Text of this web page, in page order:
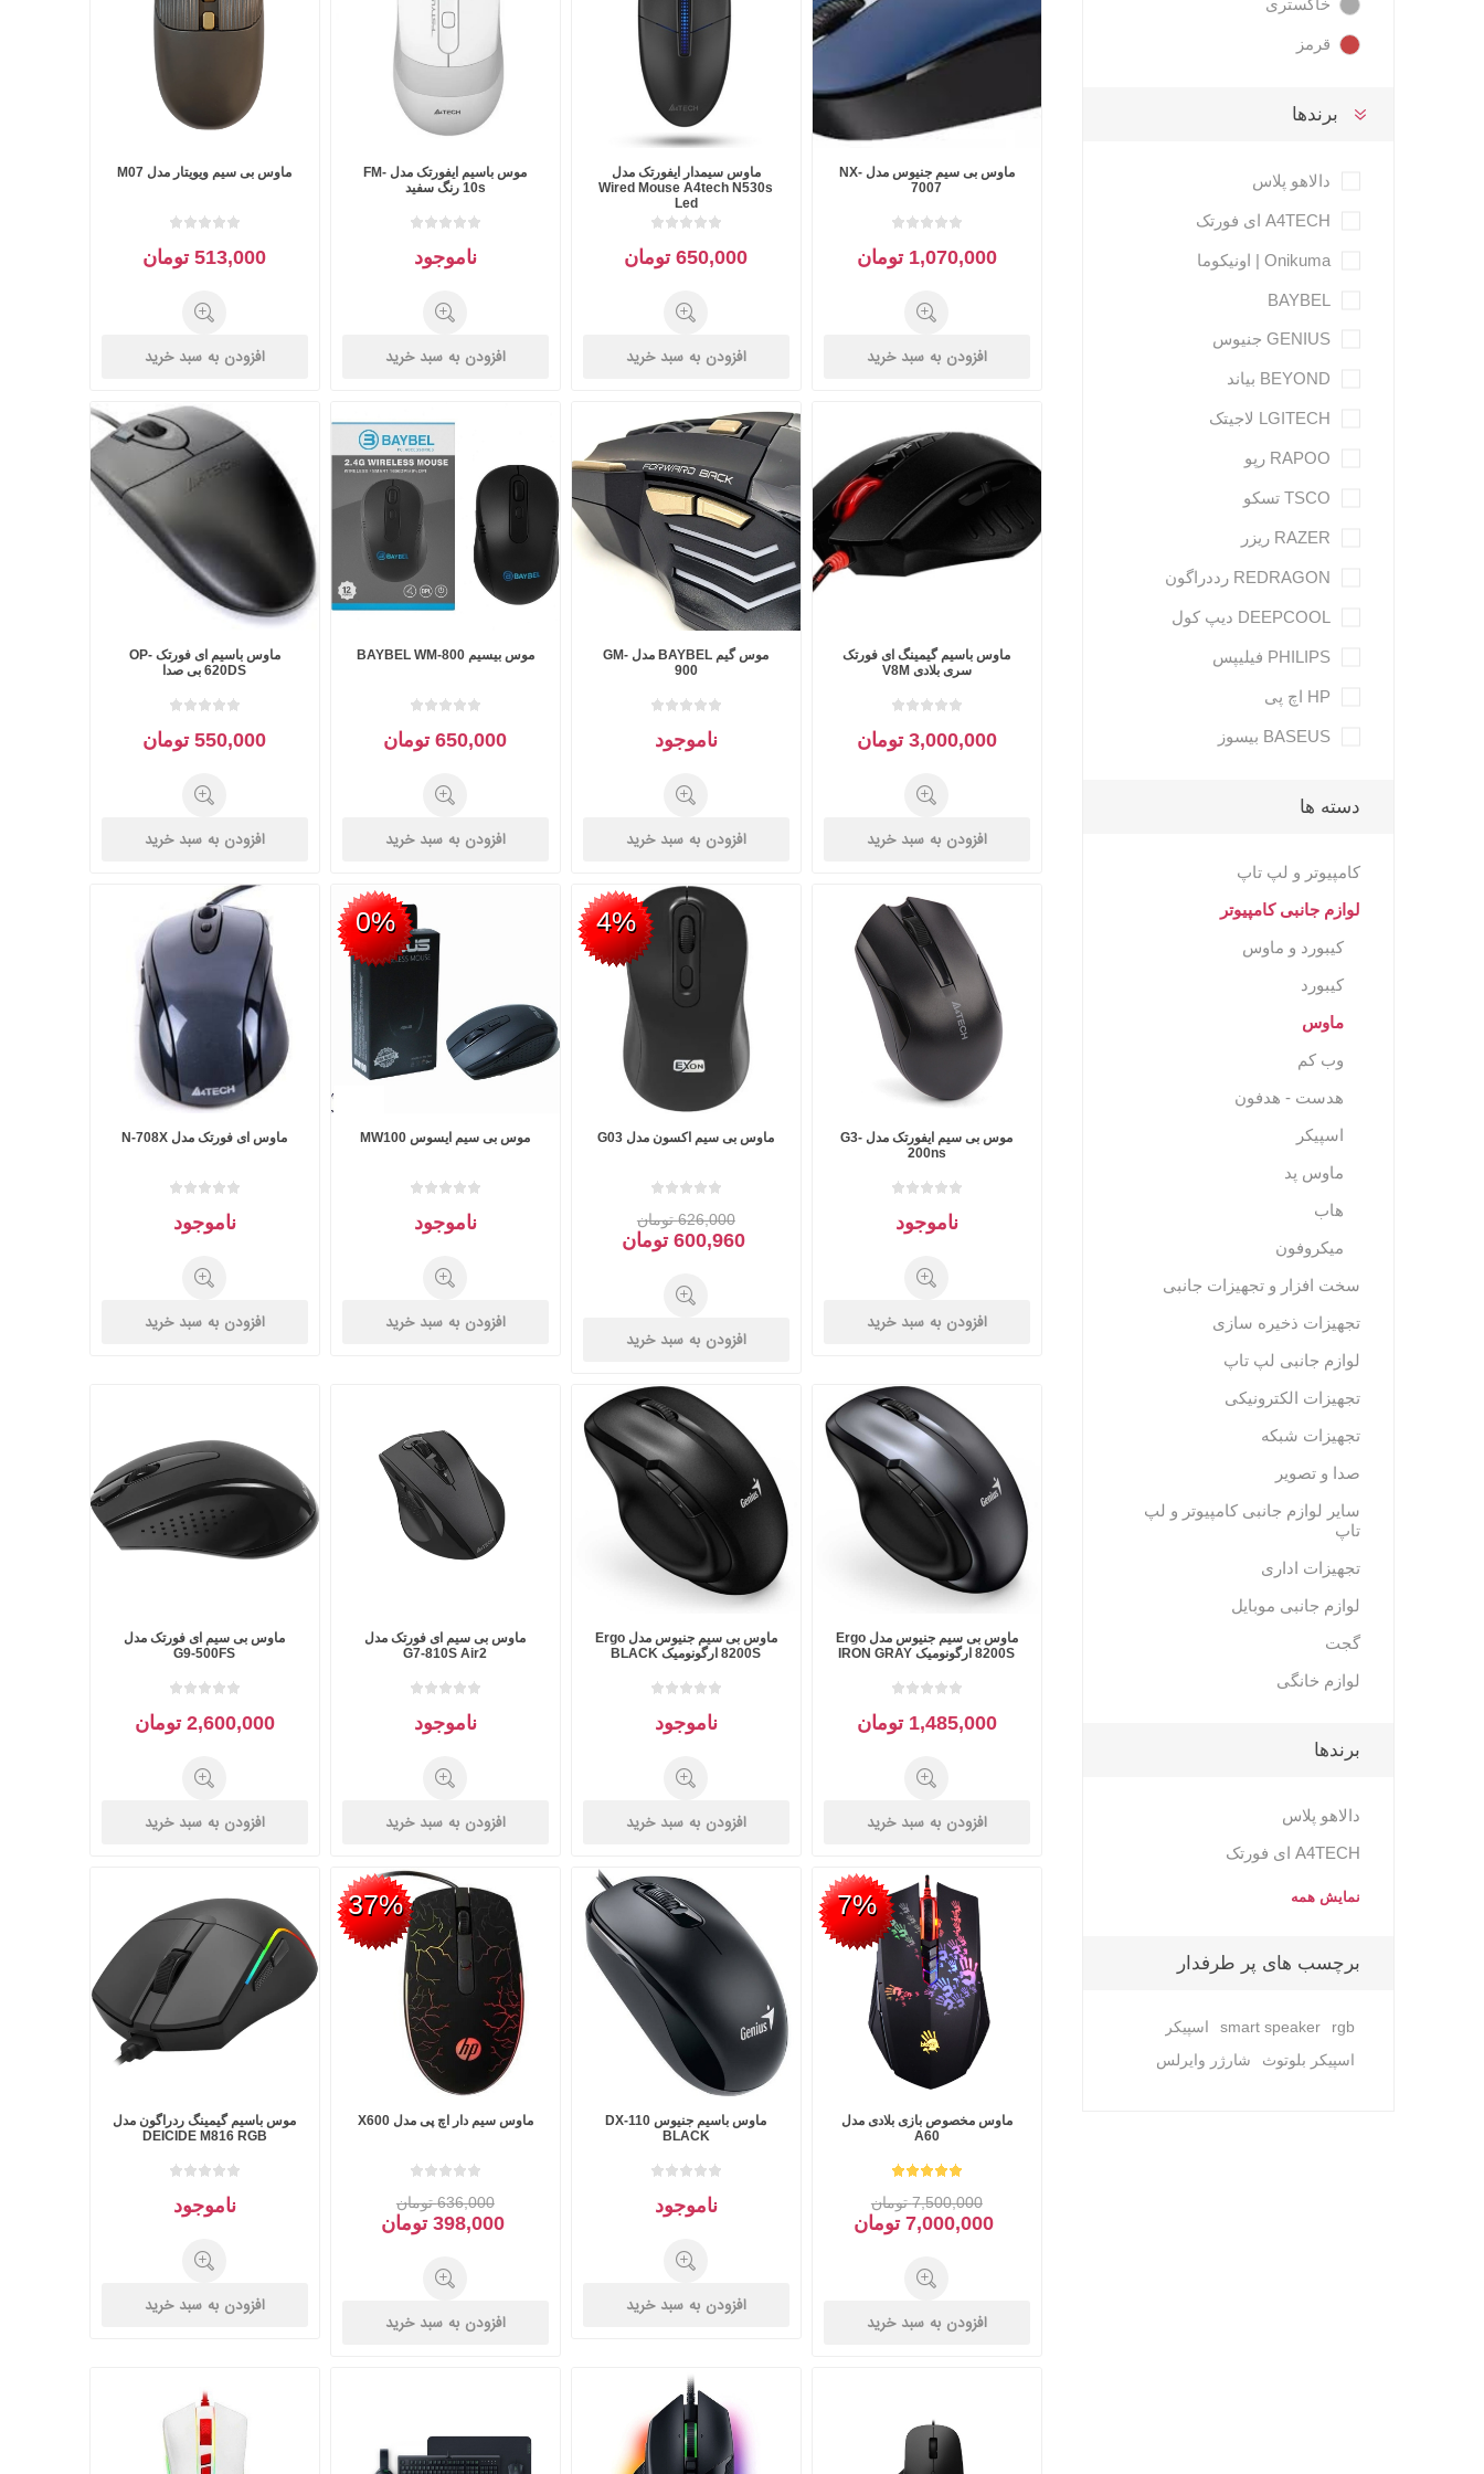
ماوس بی سیم جنیوس مدل NX-
7007
1,070,000 تومان
افزودن به سبد خرید
ماوس سیمدار ایفورتک مدل
Wired Mouse A4tech N530s
Led
650,000 تومان
افزودن به سبد خرید
موس باسیم ایفورتک مدل FM-
10s رنگ سفید
ناموجود
افزودن به سبد خرید
ماوس بی سیم ویویتار مدل M07
513,000 تومان
افزودن به سبد خرید
ماوس باسیم گیمینگ ای فورتک
سری بلادی V8M
3,000,000 تومان
افزودن به سبد خرید
موس گیم BAYBEL مدل GM-
900
ناموجود
افزودن به سبد خرید
موس بیسیم BAYBEL WM-800
650,000 تومان
افزودن به سبد خرید
ماوس باسیم ای فورتک OP-
620DS بی صدا
550,000 تومان
افزودن به سبد خرید
موس بی سیم ایفورتک مدل G3-
200ns
ناموجود
افزودن به سبد خرید
4%
ماوس بی سیم اکسون مدل G03
626,000 تومان
600,960 تومان
افزودن به سبد خرید
0%
موس بی سیم ایسوس MW100
ناموجود
افزودن به سبد خرید
ماوس ای فورتک مدل N-708X
ناموجود
افزودن به سبد خرید
ماوس بی سیم جنیوس مدل Ergo
8200S ارگونومیک IRON GRAY
1,485,000 تومان
افزودن به سبد خرید
ماوس بی سیم جنیوس مدل Ergo
8200S ارگونومیک BLACK
ناموجود
افزودن به سبد خرید
ماوس بی سیم ای فورتک مدل
G7-810S Air2
ناموجود
افزودن به سبد خرید
ماوس بی سیم ای فورتک مدل
G9-500FS
2,600,000 تومان
افزودن به سبد خرید
7%
ماوس مخصوص بازی بلادی مدل
A60
7,500,000 تومان
7,000,000 تومان
افزودن به سبد خرید
ماوس باسیم جنیوس DX-110
BLACK
ناموجود
افزودن به سبد خرید
37%
ماوس سیم دار اچ پی مدل X600
636,000 تومان
398,000 تومان
افزودن به سبد خرید
موس باسیم گیمینگ ردراگون مدل
DEICIDE M816 RGB
ناموجود
افزودن به سبد خرید
خاکستری
قرمز
برندها
دالاهو پلاس
A4TECH ای فورتک
Onikuma | اونیکوما
BAYBEL
GENIUS جنیوس
BEYOND بیاند
LGITECH لاجیتک
RAPOO رپو
TSCO تسکو
RAZER ریزر
REDRAGON رددراگون
DEEPCOOL دیپ کول
PHILIPS فیلیپس
HP اچ پی
BASEUS بیسوز
دسته ها
کامپیوتر و لپ تاپ
لوازم جانبی کامپیوتر
کیبورد و ماوس
کیبورد
ماوس
وب کم
هدست - هدفون
اسپیکر
ماوس پد
هاب
میکروفون
سخت افزار و تجهیزات جانبی
تجهیزات ذخیره سازی
لوازم جانبی لپ تاپ
تجهیزات الکترونیکی
تجهیزات شبکه
صدا و تصویر
سایر لوازم جانبی کامپیوتر و لپ
تاپ
تجهیزات اداری
لوازم جانبی موبایل
گجت
لوازم خانگی
برندها
دالاهو پلاس
A4TECH ای فورتک
نمایش همه
برچسب های پر طرفدار
rgb
smart speaker
اسپیکر
اسپیکر بلوتوث
شارژر وایرلس